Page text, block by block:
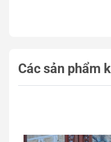
Các sản phẩm